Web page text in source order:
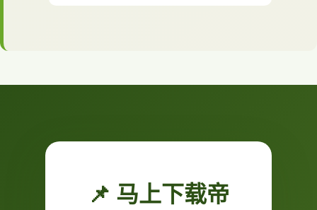
📌 马上下载帝